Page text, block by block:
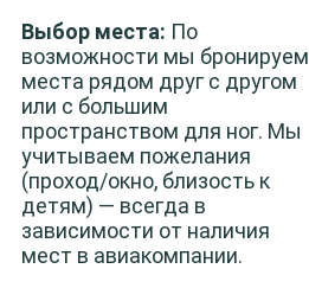
Выбор места: По
возможности мы бронируем
места рядом друг с другом
или с большим
пространством для ног. Мы
учитываем пожелания
(проход/окно, близость к
детям) — всегда в
зависимости от наличия
мест в авиакомпании.